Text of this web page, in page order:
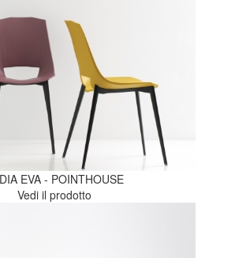
EVA - POINTHOUSE
Vedi il prodotto